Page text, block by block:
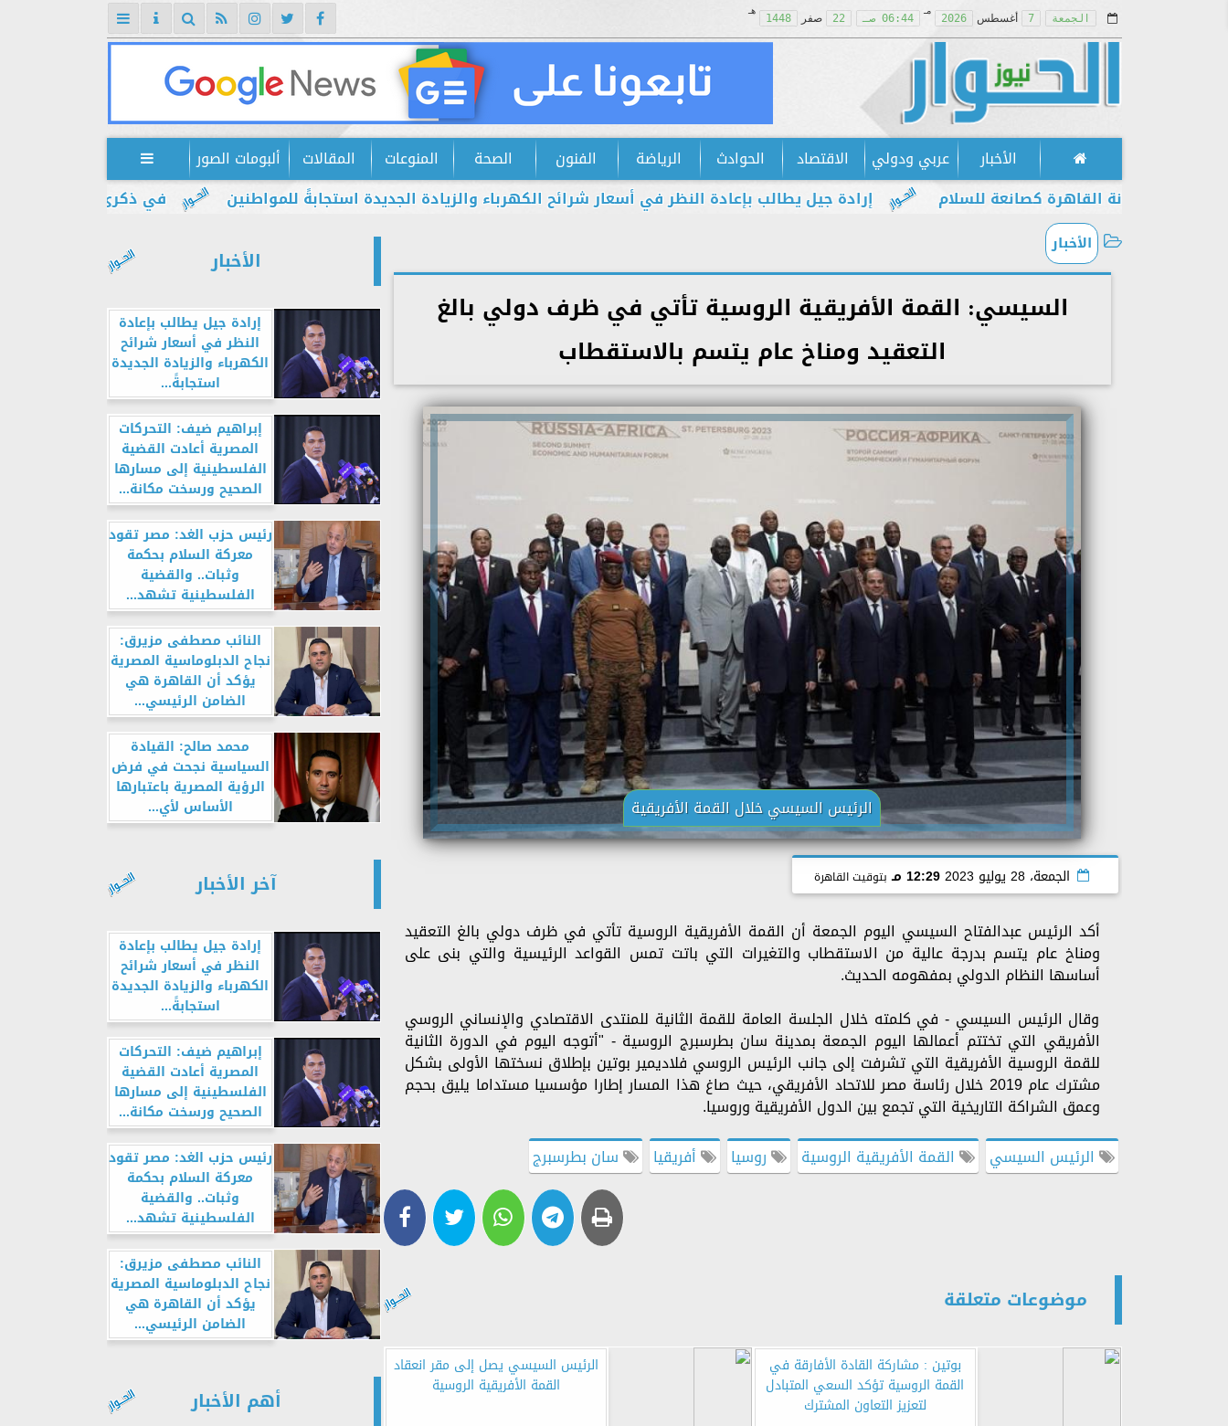
الجمعة 7 أغسطس 2026
مـ
06:44 صـ 22 صفر 1448
هـ
الأخبار عربي ودولي الاقتصاد الحوادث الرياضة الفنون الصحة المنوعات المقالات ألبومات الصور

في ذكرى يوليو.. إبراهيم
إرادة جيل يطالب بإعادة النظر في أسعار شرائح الكهرباء والزيادة الجديدة استجابةً للمواطنين مكانة القاهرة كصانعة للسلام
الأخبار
السيسي: القمة الأفريقية الروسية تأتي في ظرف دولي بالغ
التعقيد ومناخ عام يتسم بالاستقطاب
الرئيس السيسي خلال القمة الأفريقية
الجمعة، 28 يوليو 2023 12:29 مـ بتوقيت القاهرة
أكد الرئيس عبدالفتاح السيسي اليوم الجمعة أن القمة الأفريقية الروسية تأتي في ظرف دولي بالغ التعقيد
ومناخ عام يتسم بدرجة عالية من الاستقطاب والتغيرات التي باتت تمس القواعد الرئيسية والتي بنى على
أساسها النظام الدولي بمفهومه الحديث.
وقال الرئيس السيسي - في كلمته خلال الجلسة العامة للقمة الثانية للمنتدى الاقتصادي والإنساني الروسي
الأفريقي التي تختتم أعمالها اليوم الجمعة بمدينة سان بطرسبرج الروسية - "أتوجه اليوم في الدورة الثانية
للقمة الروسية الأفريقية التي تشرفت إلى جانب الرئيس الروسي فلاديمير بوتين بإطلاق نسختها الأولى بشكل
مشترك عام 2019 خلال رئاسة مصر للاتحاد الأفريقي، حيث صاغ هذا المسار إطارا مؤسسيا مستداما يليق بحجم
وعمق الشراكة التاريخية التي تجمع بين الدول الأفريقية وروسيا.
الرئيس السيسي
القمة الأفريقية الروسية روسيا أفريقيا سان بطرسبرج
موضوعات متعلقة
بوتين : مشاركة القادة الأفارقة في
القمة الروسية تؤكد السعي المتبادل
لتعزيز التعاون المشترك
الرئيس السيسي يصل إلى مقر انعقاد
القمة الأفريقية الروسية
الأخبار
إرادة جيل يطالب بإعادة
النظر في أسعار شرائح
الكهرباء والزيادة الجديدة
استجابةً...
إبراهيم ضيف: التحركات
المصرية أعادت القضية
الفلسطينية إلى مسارها
الصحيح ورسخت مكانة...
رئيس حزب الغد: مصر تقود
معركة السلام بحكمة
وثبات.. والقضية
الفلسطينية تشهد...
النائب مصطفى مزيرق:
نجاح الدبلوماسية المصرية
يؤكد أن القاهرة هي
الضامن الرئيسي...
محمد صالح: القيادة
السياسية نجحت في فرض
الرؤية المصرية باعتبارها
الأساس لأي...
آخر الأخبار
إرادة جيل يطالب بإعادة
النظر في أسعار شرائح
الكهرباء والزيادة الجديدة
استجابةً...
إبراهيم ضيف: التحركات
المصرية أعادت القضية
الفلسطينية إلى مسارها
الصحيح ورسخت مكانة...
رئيس حزب الغد: مصر تقود
معركة السلام بحكمة
وثبات.. والقضية
الفلسطينية تشهد...
النائب مصطفى مزيرق:
نجاح الدبلوماسية المصرية
يؤكد أن القاهرة هي
الضامن الرئيسي...
أهم الأخبار